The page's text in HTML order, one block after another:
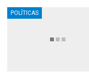
POLÍTICAS